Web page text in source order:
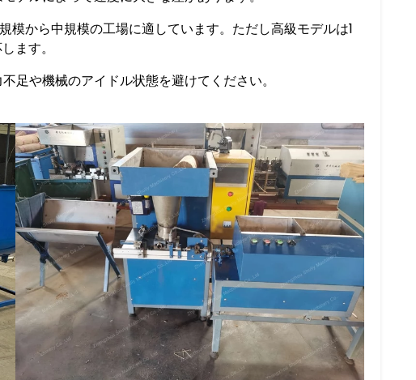
模から中規模の工場に適しています。ただし高級モデルは1
ます。
足や機械のアイドル状態を避けてください。